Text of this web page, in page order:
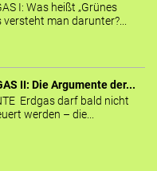
I: Was heißt „Grünes
versteht man darunter?...
II: Die Argumente der...
Erdgas darf bald nicht
werden – die...